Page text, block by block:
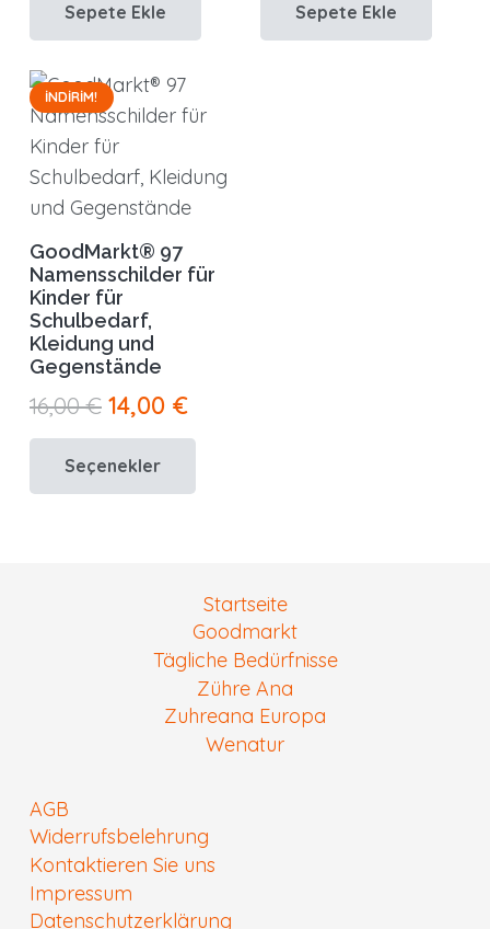
16,90 €.
8,90 €.
Sepete Ekle
22,90 €.
11,90
Sepete Ekle
İNDIRIM!
GoodMarkt® 97
Namensschilder für
Kinder für
Schulbedarf,
Kleidung und
Gegenstände
16,00€ Orijinal
fiyat:
16,00 €.
14,00 €Şu
andaki
14,00 €.
Seçenekler
Seçenekler
ürün
sayfasından
seçilebilir
Startseite
Goodmarkt
Tägliche Bedürfnisse
Zühre Ana
Zuhreana Europa
Wenatur
AGB
Widerrufsbelehrung
Kontaktieren Sie uns
Impressum
Datenschutzerklärung